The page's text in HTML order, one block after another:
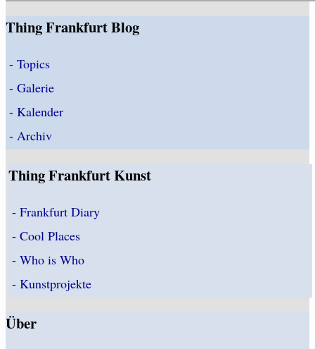
Thing Frankfurt Blog
- Topics
- Galerie
- Kalender
- Archiv
Thing Frankfurt Kunst
-Frankfurt Diary
-Cool Places
-Who is Who
-Kunstprojekte
Über